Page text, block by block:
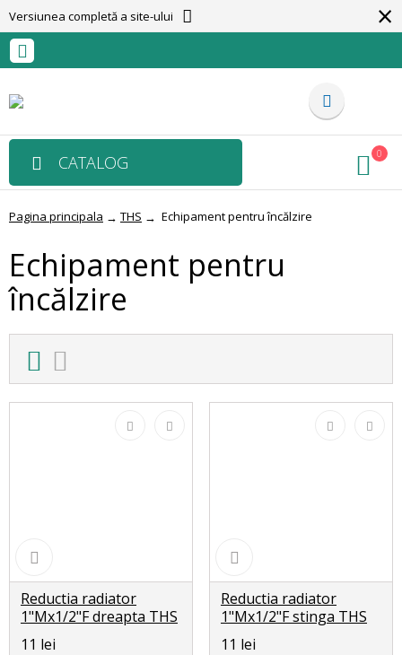
Versiunea completă a site-ului ×
CATALOG 0
Pagina principala → THS → Echipament pentru încălzire
Echipament pentru
încălzire
Reductia radiator
1"Mx1/2"F dreapta THS
2437
11 lei
Reductia radiator
1"Mx1/2"F stinga THS
2438
11 lei